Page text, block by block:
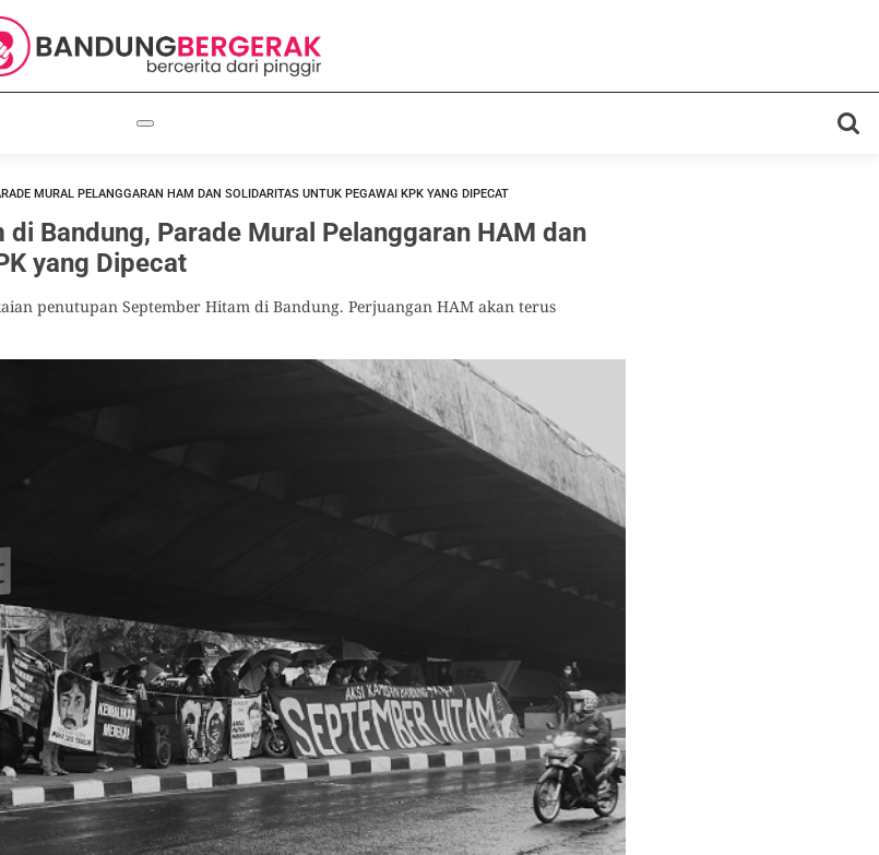
MURAL PELANGGARAN HAM DAN SOLIDARITAS UNTUK PEGAWAI KPK YANG DIPECAT
Bandung, Parade Mural Pelanggaran HAM dan
yang Dipecat
penutupan September Hitam di Bandung. Perjuangan HAM akan terus